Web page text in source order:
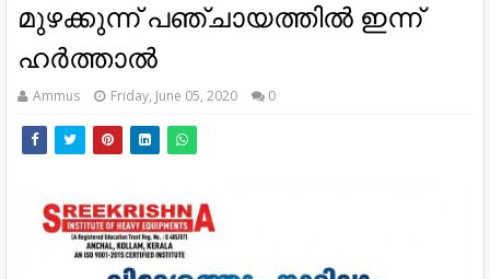
മുഴക്കുന്ന് പഞ്ചായത്തിൽ ഇന്ന്
ഹർത്താൽ
Ammus Friday, June 05, 2020 0